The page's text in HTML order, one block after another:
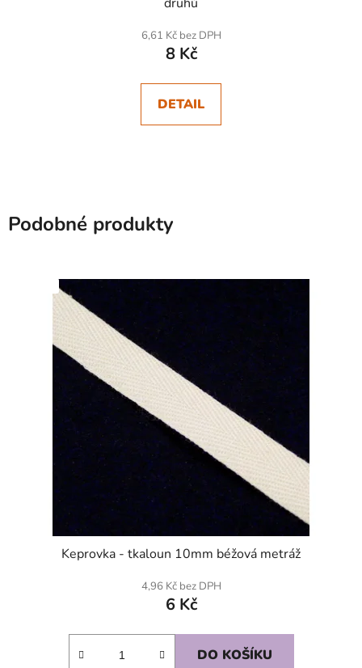
6,61 Kč bez DPH
8 Kč
DETAIL
Podobné produkty
Keprovka - tkaloun 10mm béžová metráž
4,96 Kč bez DPH
6 Kč
DO KOŠÍKU